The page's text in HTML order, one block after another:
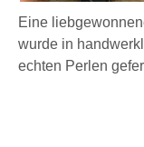
Eine
wurde in
echten Perlen